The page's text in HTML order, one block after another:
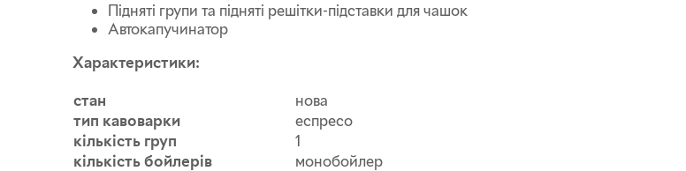
Підняті групи та підняті решітки-підставки для чашок
Автокапучинатор
Характеристики:
стан
нова
тип кавоварки
еспресо
кількість груп
1
кількість бойлерів
монобойлер